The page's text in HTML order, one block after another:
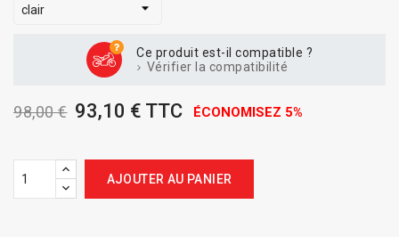
Ce produit est-il compatible ?
Vérifier la compatibilité
98,00 € 93,10 € TTC ÉCONOMISEZ 5%
AJOUTER AU PANIER